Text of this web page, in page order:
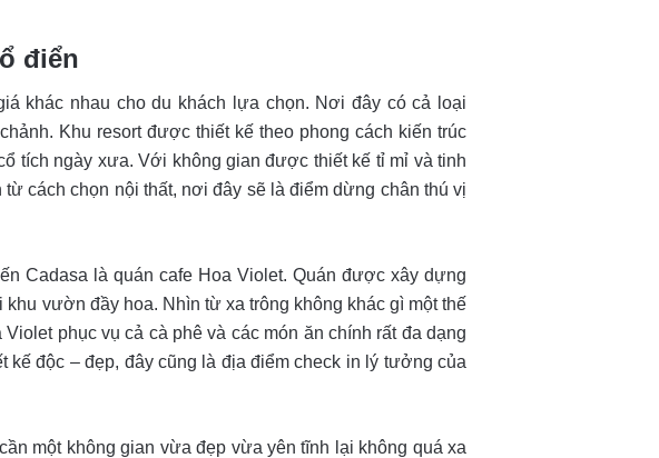
điển
khác nhau cho du khách lựa chọn. Nơi đây có cả loại
Khu resort được thiết kế theo phong cách kiến trúc
tích ngày xưa. Với không gian được thiết kế tỉ mỉ và tinh
cách chọn nội thất, nơi đây sẽ là điểm dừng chân thú vị
Cadasa là quán cafe Hoa Violet. Quán được xây dựng
vườn đầy hoa. Nhìn từ xa trông không khác gì một thế
phục vụ cả cà phê và các món ăn chính rất đa dạng
độc – đẹp, đây cũng là địa điểm check in lý tưởng của
một không gian vừa đẹp vừa yên tĩnh lại không quá xa